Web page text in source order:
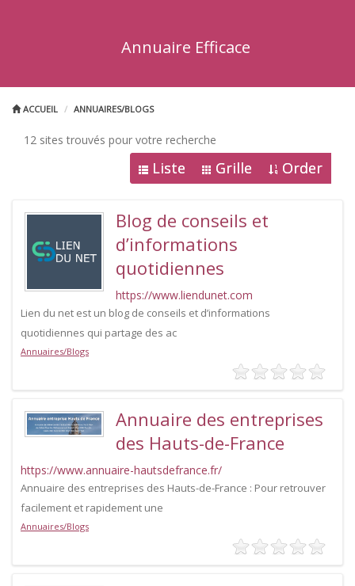
Annuaire Efficace
ACCUEIL ANNUAIRES/BLOGS
12 sites trouvés pour votre recherche
Liste Grille Order
Blog de conseils et
d’informations
quotidiennes
https://www.liendunet.com
Lien du net est un blog de conseils et d’informations
quotidiennes qui partage des ac
Annuaires/Blogs
Annuaire des entreprises
des Hauts-de-France
https://www.annuaire-hautsdefrance.fr/
Annuaire des entreprises des Hauts-de-France : Pour retrouver
facilement et rapidement une
Annuaires/Blogs